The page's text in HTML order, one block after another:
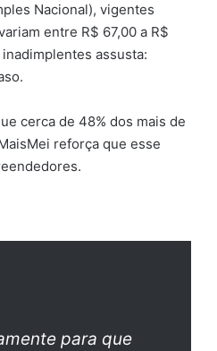
Nacional), vigentes
entre R$ 67,00 a R$
assusta:
cerca de 48% dos mais de
reforça que esse
para que